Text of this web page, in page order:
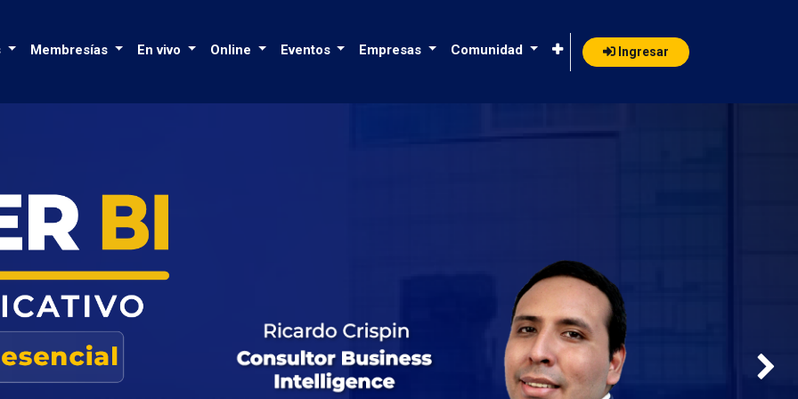
Membresías En vivo Online Eventos Empresas Comunidad Ingresar
Next